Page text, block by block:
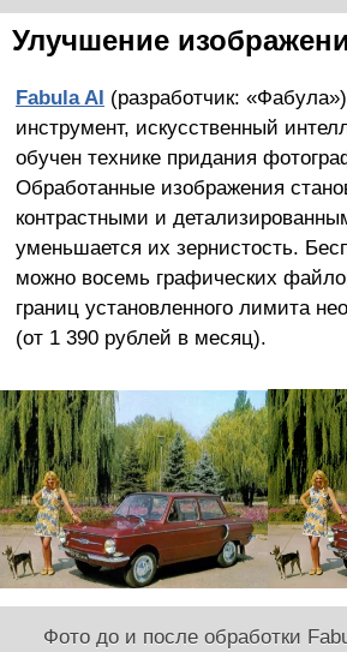
Улучшение
Fabula AI (разработчик:
инструмент, искусственный
обучен технике придания
Обработанные изображения
контрастными и
уменьшается их зернистость.
можно восемь графических
границ установленного лимита
(от 1 390 рублей в месяц).
Фото до и после обработки